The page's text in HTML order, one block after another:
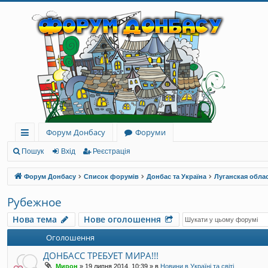
ви
дк
и
й
до
ст
уп
Форум Донбасу
Форуми
Пошук Вхід Реєстрація
Форум Донбасу Список форумів Донбас та Україна Луганская
Рубежное
Нова тема Нове оголошення
Оголошення
ДОНБАСС ТРЕБУЕТ МИРА!!!
Мирон » 19 липня 2014, 10:39 » в Новини в Україні та світі